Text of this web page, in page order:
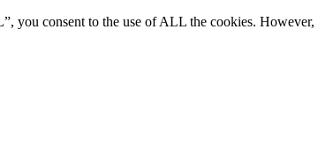
you consent to the use of ALL the cookies. However,